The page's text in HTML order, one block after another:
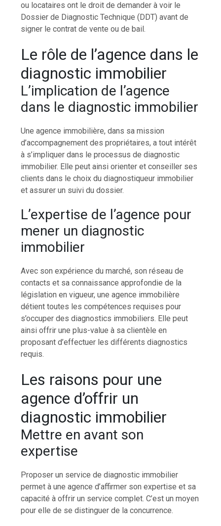
ou locataires ont le droit de demander à voir le
Dossier de Diagnostic Technique (DDT) avant de
signer le contrat de vente ou de bail.
Le rôle de l’agence dans le
diagnostic immobilier
L’implication de l’agence
dans le diagnostic immobilier
Une agence immobilière, dans sa mission
d’accompagnement des propriétaires, a tout intérêt
à s’impliquer dans le processus de diagnostic
immobilier. Elle peut ainsi orienter et conseiller ses
clients dans le choix du diagnostiqueur immobilier
et assurer un suivi du dossier.
L’expertise de l’agence pour
mener un diagnostic
immobilier
Avec son expérience du marché, son réseau de
contacts et sa connaissance approfondie de la
législation en vigueur, une agence immobilière
détient toutes les compétences requises pour
s’occuper des diagnostics immobiliers. Elle peut
ainsi offrir une plus-value à sa clientèle en
proposant d’effectuer les différents diagnostics
requis.
Les raisons pour une
agence d’offrir un
diagnostic immobilier
Mettre en avant son
expertise
Proposer un service de diagnostic immobilier
permet à une agence d’affirmer son expertise et sa
capacité à offrir un service complet. C’est un moyen
pour elle de se distinguer de la concurrence.